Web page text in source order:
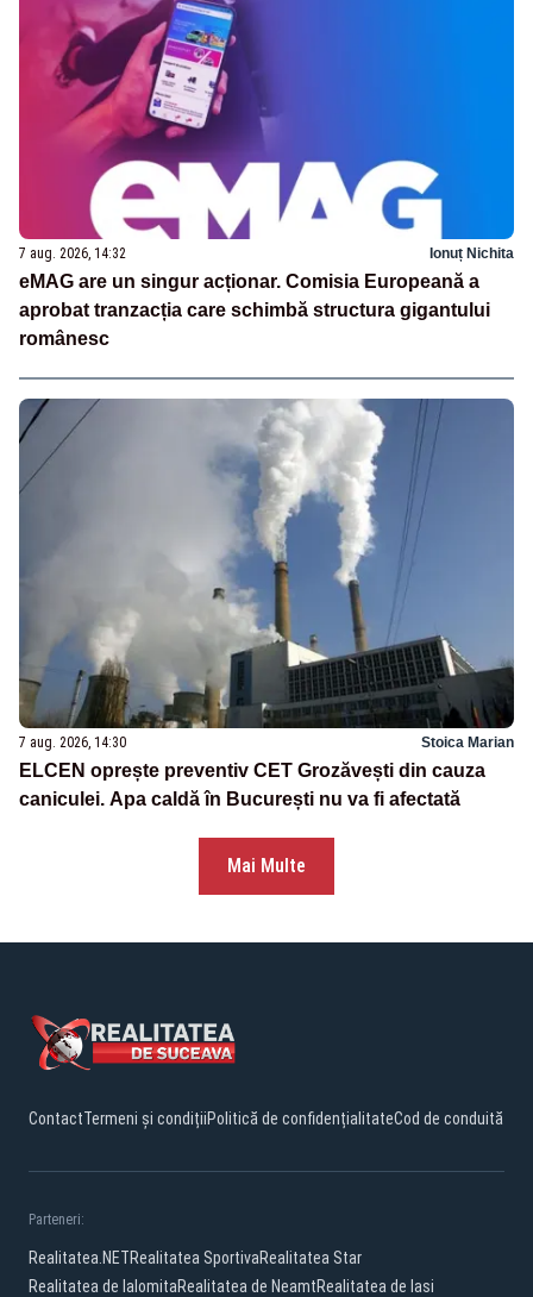
7 aug. 2026, 14:32 Ionuț Nichita
eMAG are un singur acționar. Comisia Europeană a
aprobat tranzacția care schimbă structura gigantului
românesc
7 aug. 2026, 14:30 Stoica Marian
ELCEN oprește preventiv CET Grozăvești din cauza
caniculei. Apa caldă în București nu va fi afectată
Mai Multe
ContactTermeni și condițiiPolitică de confidențialitateCod de conduită
Parteneri:
Realitatea.NETRealitatea SportivaRealitatea Star
Realitatea de IalomitaRealitatea de NeamtRealitatea de Iasi